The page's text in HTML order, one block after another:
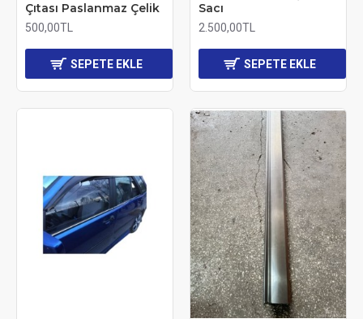
Çıtası Paslanmaz Çelik
500,00TL
SEPETE EKLE
Sacı
2.500,00TL
SEPETE EKLE